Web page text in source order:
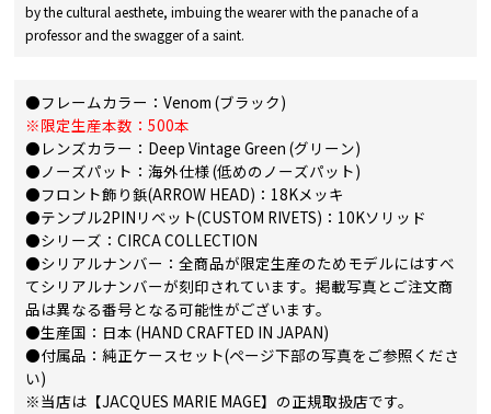
by the cultural aesthete, imbuing the wearer with the panache of a
professor and the swagger of a saint.
●フレームカラー：Venom (ブラック)
※限定生産本数：500本
●レンズカラー：Deep Vintage Green (グリーン)
●ノーズパット：海外仕様 (低めのノーズパット)
●フロント飾り鋲(ARROW HEAD)：18Kメッキ
●テンプル2PINリベット(CUSTOM RIVETS)：10Kソリッド
●シリーズ：CIRCA COLLECTION
●シリアルナンバー：全商品が限定生産のためモデルにはすべ
てシリアルナンバーが刻印されています。掲載写真とご注文商
品は異なる番号となる可能性がございます。
●生産国：日本 (HAND CRAFTED IN JAPAN)
●付属品：純正ケースセット(ページ下部の写真をご参照くださ
い)
※当店は【JACQUES MARIE MAGE】の正規取扱店です。